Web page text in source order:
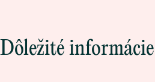
Dôležité informácie